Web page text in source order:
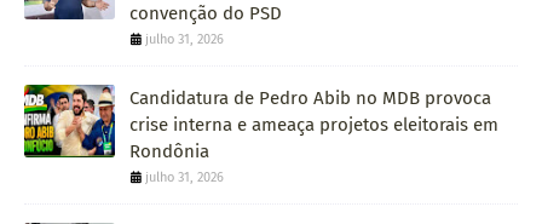
convenção do PSD
julho 31, 2026
Candidatura de Pedro Abib no MDB provoca
crise interna e ameaça projetos eleitorais em
Rondônia
julho 31, 2026